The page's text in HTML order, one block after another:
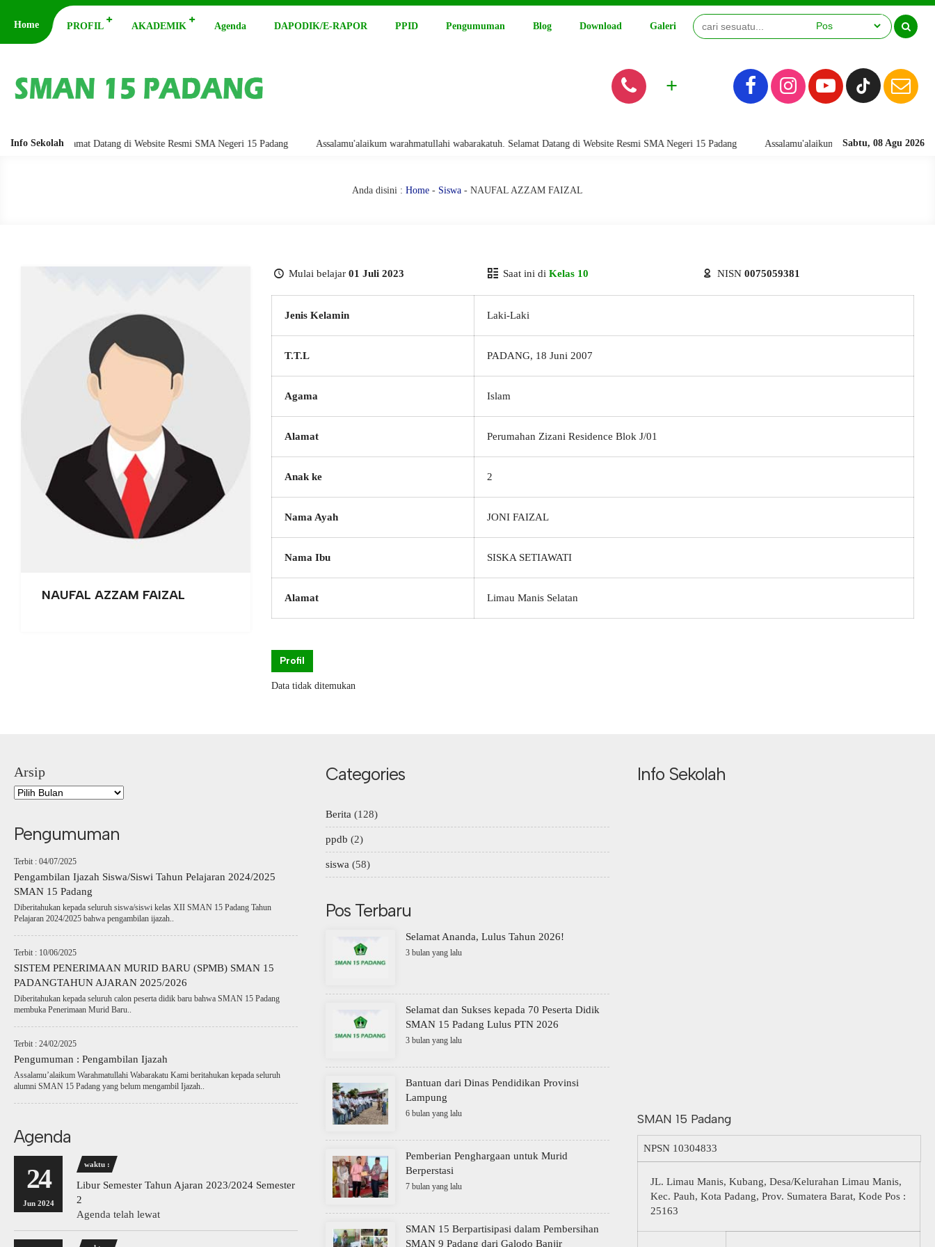
Home PROFIL AKADEMIK Agenda DAPODIK/E-RAPOR PPID Pengumuman Blog Download Galeri Video
+
Info Sekolah Sabtu, 08 Agu 2026
Selamat Datang di Website Resmi SMA Negeri 15 Padang Assalamu'alaikum warahmatullahi wabarakatuh. Selamat Datang di Website Resmi SMA Negeri 15 Padang Assalamu'alaikum warahmatullahi
Anda disini : Home - Siswa - NAUFAL AZZAM FAIZAL
NAUFAL AZZAM FAIZAL
Mulai belajar 01 Juli 2023 Saat ini di Kelas 10 NISN 0075059381
Jenis Kelamin Laki-Laki
T.T.L PADANG, 18 Juni 2007
Agama Islam
Alamat Perumahan Zizani Residence Blok J/01
Anak ke 2
Nama Ayah JONI FAIZAL
Nama Ibu SISKA SETIAWATI
Alamat Limau Manis Selatan
Profil
Data tidak ditemukan
Arsip
Pengumuman
Terbit : 04/07/2025
Pengambilan Ijazah Siswa/Siswi Tahun Pelajaran 2024/2025
SMAN 15 Padang
Diberitahukan kepada seluruh siswa/siswi kelas XII SMAN 15 Padang Tahun
Pelajaran 2024/2025 bahwa pengambilan ijazah..
Terbit : 10/06/2025
SISTEM PENERIMAAN MURID BARU (SPMB) SMAN 15
PADANGTAHUN AJARAN 2025/2026
Diberitahukan kepada seluruh calon peserta didik baru bahwa SMAN 15 Padang
membuka Penerimaan Murid Baru..
Terbit : 24/02/2025
Pengumuman : Pengambilan Ijazah
Assalamu’alaikum Warahmatullahi Wabarakatu Kami beritahukan kepada seluruh
alumni SMAN 15 Padang yang belum mengambil Ijazah..
Agenda
24
Jun 2024
waktu :
Libur Semester Tahun Ajaran 2023/2024 Semester
2
Agenda telah lewat
Categories
Berita (128)
ppdb (2)
siswa (58)
Pos Terbaru
Selamat Ananda, Lulus Tahun 2026!
3 bulan yang lalu
Selamat dan Sukses kepada 70 Peserta Didik
SMAN 15 Padang Lulus PTN 2026
3 bulan yang lalu
Bantuan dari Dinas Pendidikan Provinsi
Lampung
6 bulan yang lalu
Pemberian Penghargaan untuk Murid
Berperstasi
7 bulan yang lalu
SMAN 15 Berpartisipasi dalam Pembersihan
SMAN 9 Padang dari Galodo Banjir
Info Sekolah
SMAN 15 Padang
NPSN 10304833
JL. Limau Manis, Kubang, Desa/Kelurahan Limau Manis,
Kec. Pauh, Kota Padang, Prov. Sumatera Barat, Kode Pos :
25163